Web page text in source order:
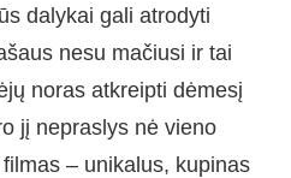
dalykai gali atrodyti
nesu mačiusi ir tai
noras atkreipti dėmesį
jį nepraslys nė vieno
– unikalus, kupinas